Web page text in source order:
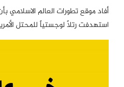
أفاد موقع تطورات العالم الاسلامي
استهدفت رتلاً لوجستياً للمحتل